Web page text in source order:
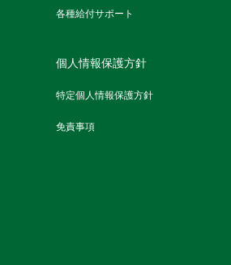
各種給付サポート
個人情報保護方針
特定個人情報保護方針
免責事項